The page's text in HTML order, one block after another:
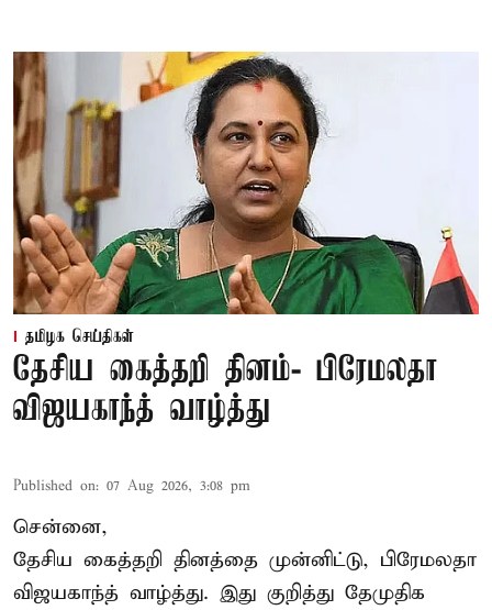
தமிழக செய்திகள்
தேசிய கைத்தறி தினம்- பிரேமலதா
விஜயகாந்த் வாழ்த்து
Published on: 07 Aug 2026, 3:08 pm
சென்னை,
தேசிய கைத்தறி தினத்தை முன்னிட்டு, பிரேமலதா
விஜயகாந்த் வாழ்த்து. இது குறித்து தேமுதிக